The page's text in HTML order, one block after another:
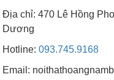
Địa chỉ: 470 Lê Hồng
Dương
Hotline:093.745.9168
Email: